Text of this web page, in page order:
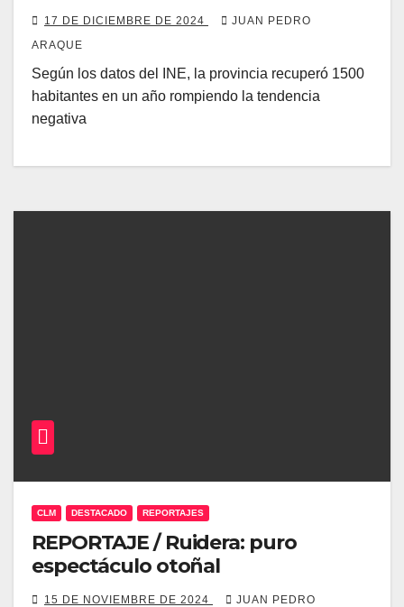
17 DE DICIEMBRE DE 2024
JUAN PEDRO
ARAQUE
Según los datos del INE, la provincia recuperó 1500
habitantes en un año rompiendo la tendencia
negativa
CLM DESTACADO REPORTAJES
REPORTAJE / Ruidera: puro
espectáculo otoñal
15 DE NOVIEMBRE DE 2024
JUAN PEDRO